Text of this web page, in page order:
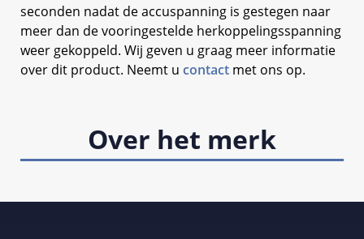
Over het merk
seconden nadat de accuspanning is gestegen naar
meer dan de vooringestelde herkoppelingsspanning
weer gekoppeld. Wij geven u graag meer informatie
over dit product. Neemt u contact met ons op.